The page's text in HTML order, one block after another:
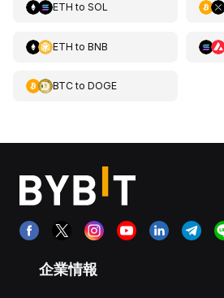
ETH to SOL
ETH to BNB
BTCto DOGE
企業情報